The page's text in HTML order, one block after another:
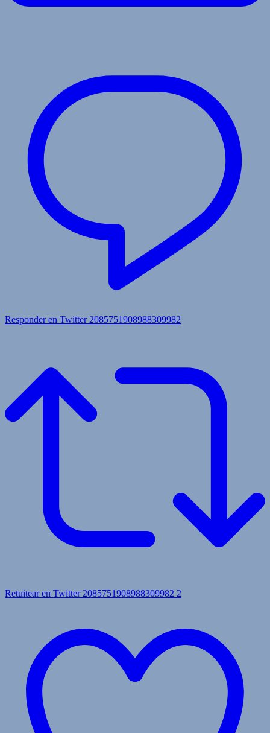
Responder en Twitter 2085751908988309982
Retuitear en Twitter 2085751908988309982 2